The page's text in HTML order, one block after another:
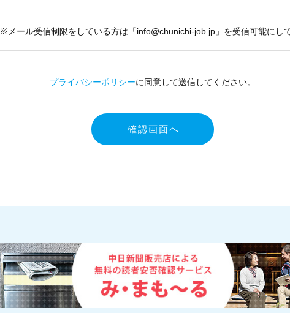
※メール受信制限をしている方は「info@chunichi-job.jp」を受信可能にし
プライバシーポリシーに同意して送信してください。
確認画面へ